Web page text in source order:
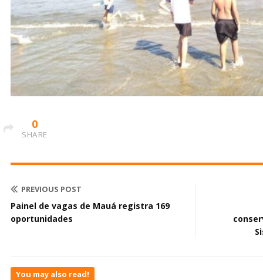
0
SHARE
PREVIOUS POST
Painel de vagas de Mauá registra 169
oportunidades
You may also read!